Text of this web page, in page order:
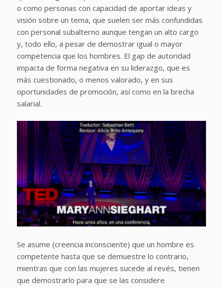
o como personas con capacidad de aportar ideas y
visión sobre un tema, que suelen ser más confundidas
con personal subalterno aunque tengan un alto cargo
y, todo ello, a pesar de demostrar igual o mayor
competencia que los hombres. El gap de autoridad
impacta de forma negativa en su liderazgo, que es
más cuestionado, o menos valorado, y en sus
oportunidades de promoción, así como en la brecha
salarial.
Se asume (creencia inconsciente) que un hombre es
competente hasta que se demuestre lo contrario,
mientras que con las mujeres sucede al revés, tienen
que demostrarlo para que se las considere